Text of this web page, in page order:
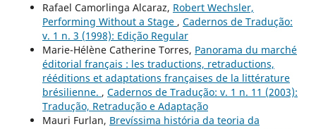
Rafael Camorlinga Alcaraz, Robert Wechsler,
Performing Without a Stage , Cadernos de Tradução:
v. 1 n. 3 (1998): Edição Regular
Marie-Hélène Catherine Torres, Panorama du marché
éditorial français : les traductions, retraductions,
rééditions et adaptations françaises de la littérature
brésilienne. , Cadernos de Tradução: v. 1 n. 11 (2003):
Tradução, Retradução e Adaptação
Mauri Furlan, Brevíssima história da teoria da